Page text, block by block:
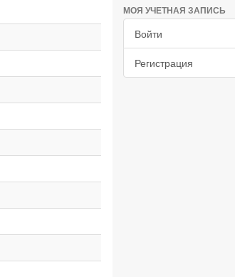
МОЯ УЧЕТНАЯ ЗАПИСЬ
Войти
Регистрация